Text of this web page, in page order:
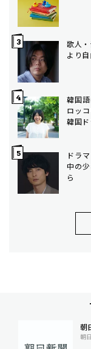
歌人
より自
韓国
ロッ
韓国
ドラ
中の
ら
朝
朝